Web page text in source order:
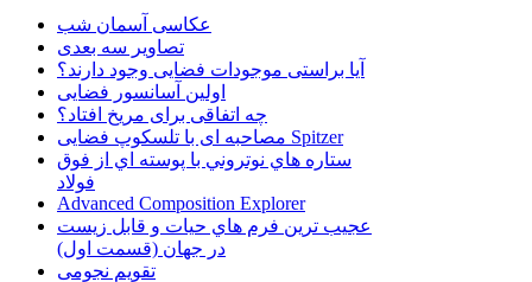
عکاسی آسمان شب
تصاویر سه بعدی
آیا براستی موجودات فضایی وجود دارند؟
اولین آسانسور فضایی
چه اتفاقی برای مریخ افتاد؟
مصاحبه ای با تلسکوپ فضایی Spitzer
ستاره هاي نوتروني با پوسته اي از فوق
فولاد
Advanced Composition Explorer
عجیب ترین فرم هاي حيات و قابل زيست
در جهان (قسمت اول)
تقویم نجومی